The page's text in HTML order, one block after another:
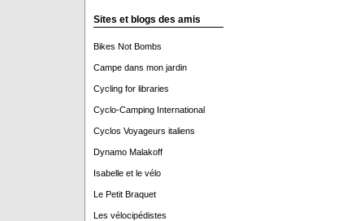
Sites et blogs des amis
Bikes Not Bombs
Campe dans mon jardin
Cycling for libraries
Cyclo-Camping International
Cyclos Voyageurs italiens
Dynamo Malakoff
Isabelle et le vélo
Le Petit Braquet
Les vélocipédistes